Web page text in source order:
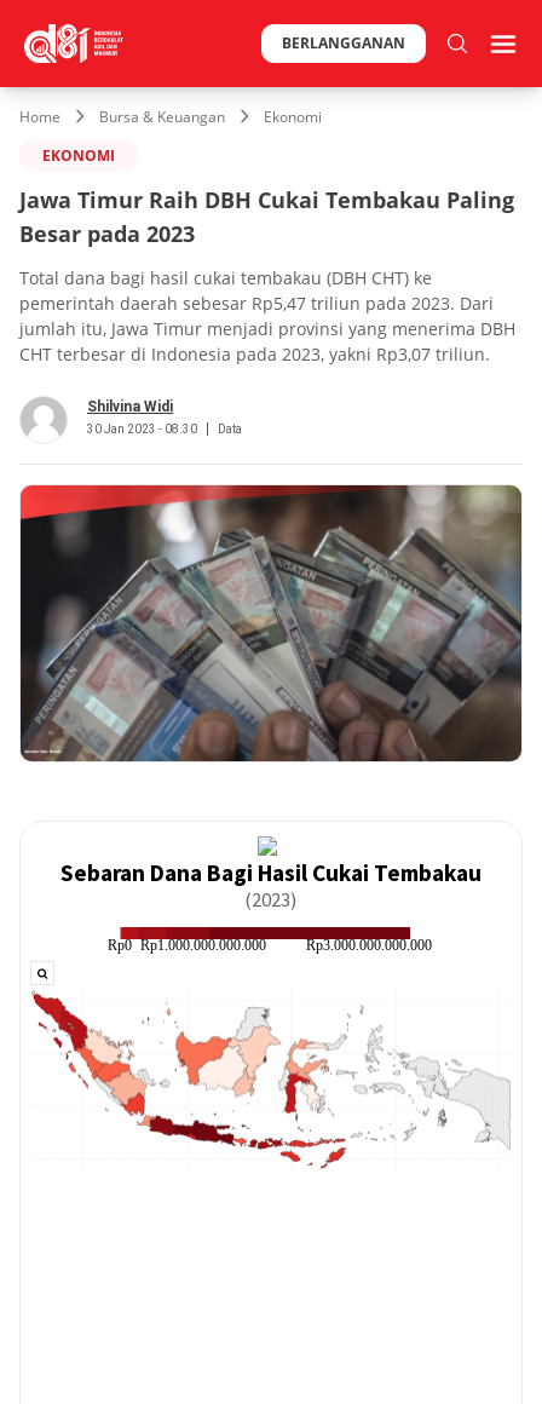
BERLANGGANAN
Home Bursa & Keuangan
Ekonomi
EKONOMI
Jawa Timur Raih DBH Cukai Tembakau Paling
Besar pada 2023
Total dana bagi hasil cukai tembakau (DBH CHT) ke
pemerintah daerah sebesar Rp5,47 triliun pada 2023. Dari
jumlah itu, Jawa Timur menjadi provinsi yang menerima DBH
CHT terbesar di Indonesia pada 2023, yakni Rp3,07 triliun.
Shilvina Widi
30 Jan 2023 - 08.30 Data